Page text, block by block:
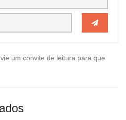
um convite de leitura para que